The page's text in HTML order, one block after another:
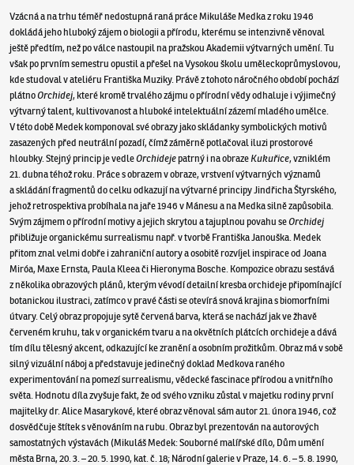
Vzácná a na trhu téměř nedostupná raná práce Mikuláše Medka z roku 1946
dokládá jeho hluboký zájem o biologii a přírodu, kterému se intenzivně věnoval
ještě předtím, než po válce nastoupil na pražskou Akademii výtvarných umění. Tu
však po prvním semestru opustil a přešel na Vysokou školu uměleckoprůmyslovou,
kde studoval v ateliéru Františka Muziky. Právě z tohoto náročného období pochází
plátnoOrchidej, které kromě trvalého zájmu o přírodní vědy odhaluje i výjimečný
výtvarný talent, kultivovanost a hluboké intelektuální zázemí mladého umělce.
V této době Medek komponoval své obrazy jako skládanky symbolických motivů
zasazených před neutrální pozadí, čímž záměrně potlačoval iluzi prostorové
hloubky. Stejný princip je vedleOrchidejepatrný i na obraze Kukuřice, vzniklém
21. dubna téhož roku. Práce s obrazem v obraze, vrstvení výtvarných významů
a skládání fragmentů do celku odkazují na výtvarné principy Jindřicha Štyrského,
jehož retrospektiva probíhala na jaře 1946 v Mánesu a na Medka silně zapůsobila.
Svým zájmem o přírodní motivy a jejich skrytou a tajuplnou povahu seOrchidej
přibližuje organickému surrealismu např. v tvorbě Františka Janouška. Medek
přitom znal velmi dobře i zahraniční autory a osobitě rozvíjel inspirace od Joana
Miróa, Maxe Ernsta, Paula Kleea či Hieronyma Bosche. Kompozice obrazu sestává
z několika obrazových plánů, kterým vévodí detailní kresba orchideje připomínající
botanickou ilustraci, zatímco v pravé části se otevírá snová krajina s biomorfními
útvary. Celý obraz propojuje sytě červená barva, která se nachází jak ve žhavě
červeném kruhu, tak v organickém tvaru a na okvětních plátcích orchideje a dává
tím dílu tělesný akcent, odkazující ke zranění a osobním prožitkům. Obraz má v sobě
silný vizuální náboj a představuje jedinečný doklad Medkova raného
experimentování na pomezí surrealismu, vědecké fascinace přírodou a vnitřního
světa. Hodnotu díla zvyšuje fakt, že od svého vzniku zůstal v majetku rodiny první
majitelky dr. Alice Masarykové, které obraz věnoval sám autor 21. února 1946, což
dosvědčuje štítek s věnováním na rubu. Obraz byl prezentován na autorových
samostatných výstavách (Mikuláš Medek: Souborné malířské dílo, Dům umění
města Brna, 20. 3. – 20. 5. 1990, kat. č. 18; Národní galerie v Praze, 14. 6. – 5. 8. 1990,